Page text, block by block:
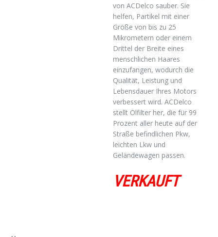
von ACDelco sauber. Sie
helfen, Partikel mit einer
Größe von bis zu 25
Mikrometern oder einem
Drittel der Breite eines
menschlichen Haares
einzufangen, wodurch die
Qualität, Leistung und
Lebensdauer Ihres Motors
verbessert wird. ACDelco
stellt Ölfilter her, die für 99
Prozent aller heute auf der
Straße befindlichen Pkw,
leichten Lkw und
Geländewagen passen.
VERKAUFT